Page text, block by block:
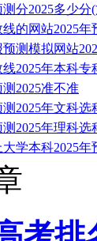
分2025多少分
的网站2025年
测模拟网站
2025年本科专
2025准不准
2025年文科选
2025年理科选
学本科2025年